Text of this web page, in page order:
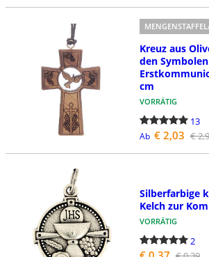
Kreuz aus
den
cm
VORRÄTIG
13
Ab € 2,03 €
Silberfarbige
Kelch zur
VORRÄTIG
2